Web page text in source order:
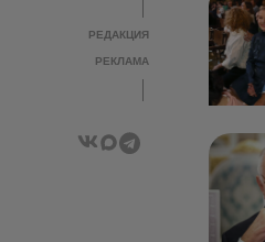
РЕДАКЦИЯ
РЕКЛАМА
РЕДАКЦИЯ
РЕКЛАМА